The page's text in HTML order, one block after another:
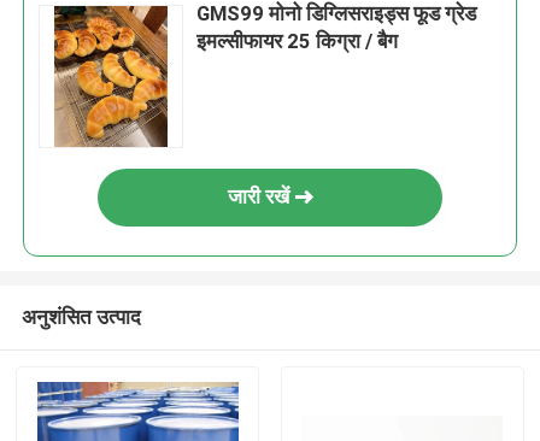
GMS99 मोनो डिग्लिसराइड्स फूड ग्रेड
इमल्सीफायर 25 किग्रा / बैग
जारी रखें
अनुशंसित उत्पाद